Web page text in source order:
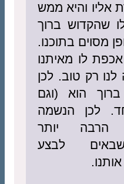
אליו והיא ממש
שהקדוש ברוך
מסוים בתוכנו.
לו מאיתנו
לנו רק טוב. לכן
הוא (וגם
לכן הנשמה
הרבה יותר
לבצע